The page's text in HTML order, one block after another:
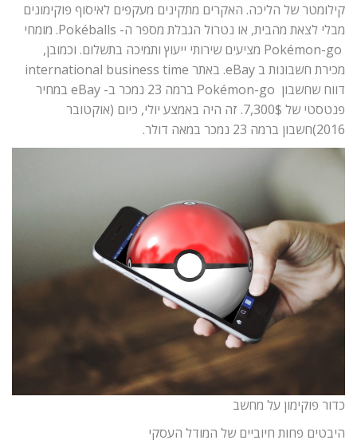
קילומטר של הליכה. האקרים מתקינים מעקפים לאיסוף פוקימונים
מבלי לצאת מהבית, או נטרול הגבלת מספר ה- Pokéballs. מומחי
Pokémon-go מציעים שירותי ייעוץ ותמיכה בתשלום. וכמובן,
מכירת חשבונות ב eBay. באתר international business time
דווח שחשבון Pokémon-go ברמה 23 נמכר ב- eBay במחיר
פנטסטי של 7,300$. זה היה באמצע יולי, כיום (אוקטובר
2016)חשבון ברמה 23 נמכר במאה דולר.
כדור פוקימון על מחשב
היבטים פחות חיוביים של המודל העסקי